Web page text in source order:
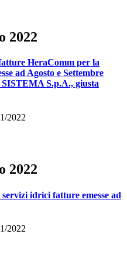
2022
HeraComm per la
ad Agosto e Settembre
SISTEMA S.p.A., giusta
2022
2022
idrici fatture emesse ad
2022